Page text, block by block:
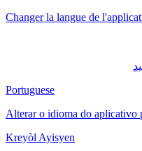
Changer la langue de
Portuguese
Alterar o idioma do aplicativo
Kreyòl Ayisyen